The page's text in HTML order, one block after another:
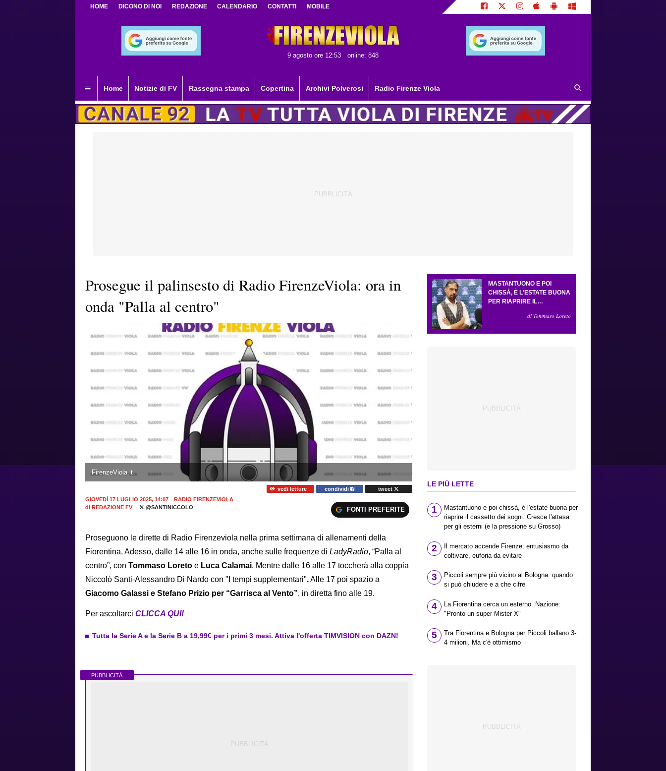
HOME DICONO DI NOI REDAZIONE CALENDARIO CONTATTI MOBILE
9 agosto ore 12:53 online: 848
Home Notizie di FV Rassegna stampa Copertina Archivi Polverosi Radio Firenze Viola
Prosegue il palinsesto di Radio FirenzeViola: ora in
onda "Palla al centro"
FirenzeViola.it
vedi letture condividi
tweet
GIOVEDÌ 17 LUGLIO 2025, 14:07
RADIO FIRENZEVIOLA
di REDAZIONE FV @SANTINICCOLO FONTI PREFERITE
Proseguono le dirette di Radio Firenzeviola nella prima settimana di allenamenti della
Fiorentina. Adesso, dalle 14 alle 16 in onda, anche sulle frequenze di LadyRadio, “Palla al
centro”, con Tommaso Loreto e Luca Calamai. Mentre dalle 16 alle 17 toccherà alla coppia
Niccolò Santi-Alessandro Di Nardo con "I tempi supplementari".Alle 17 poi spazio a
Giacomo Galassi e Stefano Prizio per “Garrisca al Vento”, in diretta fino alle 19.
Per ascoltarci CLICCA QUI!
Tutta la Serie A e la Serie B a 19,99€ per i primi 3 mesi. Attiva l'offerta TIMVISION con DAZN!
PUBBLICITÀ
MASTANTUONO E POI
CHISSÀ, È L'ESTATE BUONA
PER RIAPRIRE IL
CRESCE L'ATTESA PER GLI
di Tommaso Loreto
LE PIÙ LETTE
1
Mastantuono e poi chissà, è l'estate buona per
riaprire il cassetto dei sogni. Cresce l'attesa
per gli esterni (e la pressione su Grosso)
2
Il mercato accende Firenze: entusiasmo da
coltivare, euforia da evitare
3
Piccoli sempre più vicino al Bologna: quando
si può chiudere e a che cifre
4
La Fiorentina cerca un esterno. Nazione:
"Pronto un super Mister X"
5
Tra Fiorentina e Bologna per Piccoli ballano 3-
4 milioni. Ma c'è ottimismo